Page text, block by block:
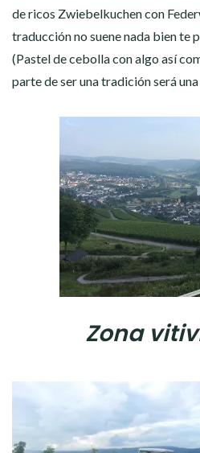
de ricos Zwiebelkuchen con
traducción no suene nada bien te
(Pastel de cebolla con algo así
parte de ser una tradición será
Zona